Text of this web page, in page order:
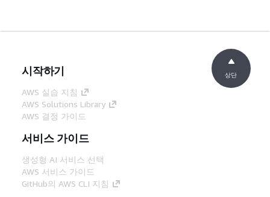
시작하기
AWS 실습 지침
AWS Solutions Library
AWS 결정 가이드
서비스 가이드
생성형 AI 서비스 선택
AWS 서비스 가이드
GitHub의 AWS CLI 지침
상단